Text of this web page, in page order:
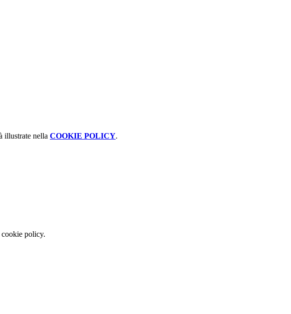
illustrate nella COOKIE POLICY.
cookie policy.